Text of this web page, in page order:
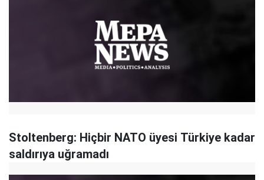
Stoltenberg: Hiçbir NATO üyesi Türkiye kadar
saldırıya uğramadı